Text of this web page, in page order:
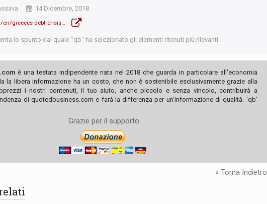
14 Dicembre, 2018
www.dw.com/en/greeces-debt-crisis-leaves-nation-hungry-and-children-malnourished/a-46733130
lo spunto dal quale "qb" ha selezionato gli elementi ritenuti più rilevanti.
è una testata indipendente nata nel 2018 che guarda in particolare all'economia
la libera informazione ha un costo, che non è sostenibile esclusivamente grazie alla
i nostri contenuti, il tuo aiuto, anche piccolo e senza vincolo, contribuirà a
di quotedbusiness.com e farà la differenza per un'informazione di qualità. 'qb'
Grazie per il supporto
« Torna Indietro